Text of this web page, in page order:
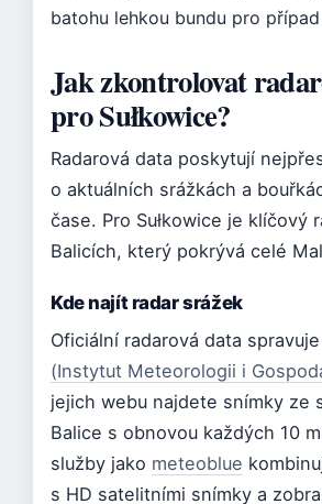
batohu lehkou bundu pro
Jak zkontrolovat
pro Sułkowice?
Radarová data poskytují
o aktuálních srážkách a
čase. Pro Sułkowice je klíčový
Balicích, který pokrývá celé
Kde najít radar srážek
Oficiální radarová data
(Instytut Meteorologii i
jejich webu najdete snímky ze
Balice s obnovou každých 10
služby jako meteoblue
s HD satelitními snímky a